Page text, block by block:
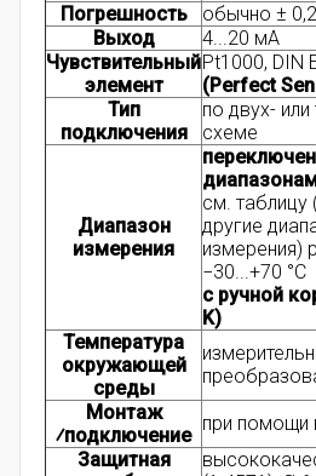
Погрешность
обычно ±
Выход
4...20 мА
Чувствительный
элемент
Pt1000, DIN
(Perfect
Тип
подключения
по двух-
схеме
Диапазон
измерения
см.
другие
измерения)
−30...+70 °C
с ручной
K)
Температура
окружающей
среды
Монтаж
⁄подключение
при помощи
Защитная